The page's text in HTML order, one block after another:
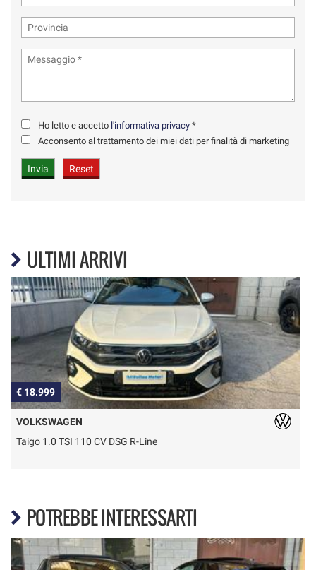
Ho letto e accetto l'informativa privacy *
Acconsento al trattamento dei miei dati per finalità di marketing
ULTIMI ARRIVI
€ 18.999
VOLKSWAGEN
Taigo 1.0 TSI 110 CV DSG R-Line
POTREBBE INTERESSARTI